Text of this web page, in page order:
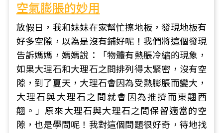
空氣膨脹的妙用
放假日，我和妹妹在家幫忙擦地板，發現地板有
好多空隙，以為是沒有鋪好呢！我們將這個發現
告訴媽媽，媽媽說：「物體有熱脹冷縮的現象，
如果大理石和大理石之問排列得太緊密，沒有空
隙，到了夏天，大理石會因為受熱膨脹而變大，
大理石與大理石之問就會因為推擠而東翹西
翹。」原來大理石與大理石之問保留適當的空
隙，也是學問呢！我對這個問題很好奇，待地找